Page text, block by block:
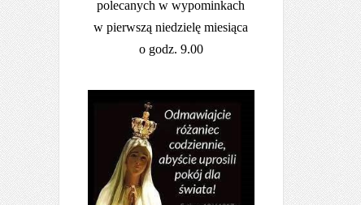
polecanych w wypominkach
w pierwszą niedzielę miesiąca
o godz. 9.00